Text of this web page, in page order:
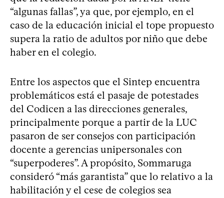
“algunas fallas”, ya que, por ejemplo, en el
caso de la educación inicial el tope propuesto
supera la ratio de adultos por niño que debe
haber en el colegio.
Entre los aspectos que el Sintep encuentra
problemáticos está el pasaje de potestades
del Codicen a las direcciones generales,
principalmente porque a partir de la LUC
pasaron de ser consejos con participación
docente a gerencias unipersonales con
“superpoderes”. A propósito, Sommaruga
consideró “más garantista” que lo relativo a la
habilitación y el cese de colegios sea